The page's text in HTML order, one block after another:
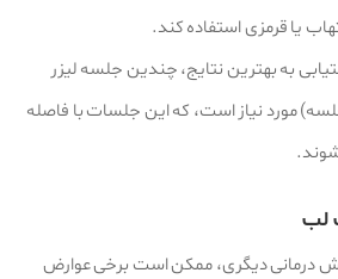
یا قرمزی استفاده کند.
به بهترین نتایج، چندین جلسه لیزر
(معمولاً بین 4 تا 6 جلسه) مورد نیاز است، که این جلسات با فاصله
لب
درمانی دیگری، ممکن است برخی عوارض